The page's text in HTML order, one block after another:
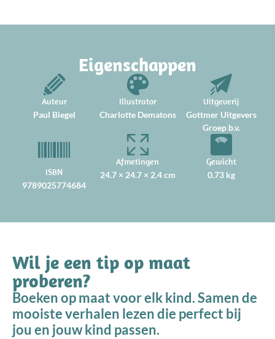
Eigenschappen
Auteur
Paul Biegel
Illustrator
Charlotte Dematons
Uitgeverij
Gottmer Uitgevers
Groep b.v.
ISBN
9789025774684
Afmetingen
24.7 × 24.7 × 2.4 cm
Gewicht
0.73 kg
Wil je een tip op maat
proberen?
Boeken op maat voor elk kind. Samen de
mooiste verhalen lezen die perfect bij
jou en jouw kind passen.